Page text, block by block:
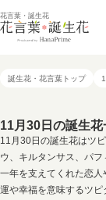
花言葉・誕生花
誕生花・花言葉トップ
11月30日の誕生
11月30日の誕生花はツ
ウ、キルタンサス、パフ
一年を支えてくれた恋
運や幸福を意味するツ